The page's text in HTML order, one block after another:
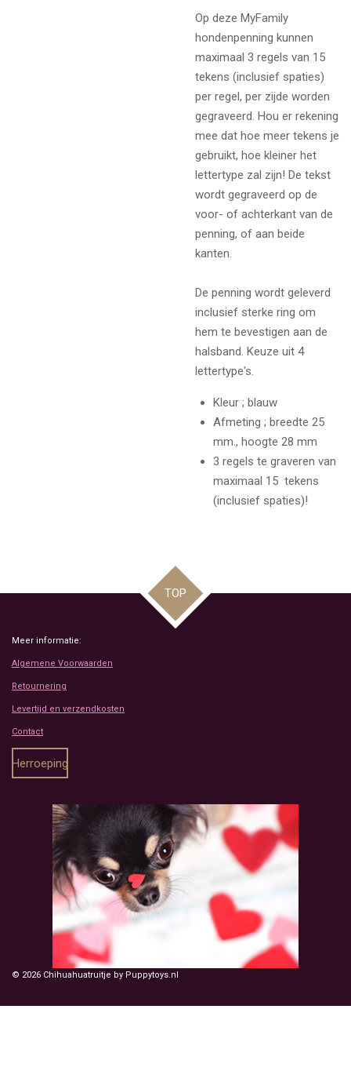
Op deze MyFamily
hondenpenning kunnen
maximaal 3 regels van 15
tekens (inclusief spaties)
per regel, per zijde worden
gegraveerd. Hou er rekening
mee dat hoe meer tekens je
gebruikt, hoe kleiner het
lettertype zal zijn! De tekst
wordt gegraveerd op de
voor- of achterkant van de
penning, of aan beide
kanten.
De penning wordt geleverd
inclusief sterke ring om
hem te bevestigen aan de
halsband. Keuze uit 4
lettertype's.
Kleur ; blauw
Afmeting ; breedte 25
mm., hoogte 28 mm
3 regels te graveren van
maximaal 15 tekens
(inclusief spaties)!
TOP
Meer informatie:
Algemene Voorwaarden
Retournering
Levertijd en verzendkosten
Contact
Herroeping
© 2026 Chihuahuatruitje by Puppytoys.nl